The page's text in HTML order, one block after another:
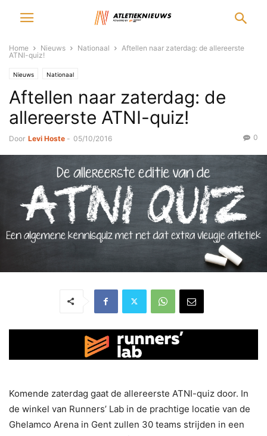
Home Nieuws Nationaal
Aftellen naar zaterdag: de allereerste
ATNI-quiz!
Nieuws Nationaal
Aftellen naar zaterdag: de
allereerste ATNI-quiz!
Door Levi Hoste - 05/10/2016 0
Komende zaterdag gaat de allereerste ATNI-quiz door. In
de winkel van Runners’ Lab in de prachtige locatie van de
Ghelamco Arena in Gent zullen 30 teams strijden in een